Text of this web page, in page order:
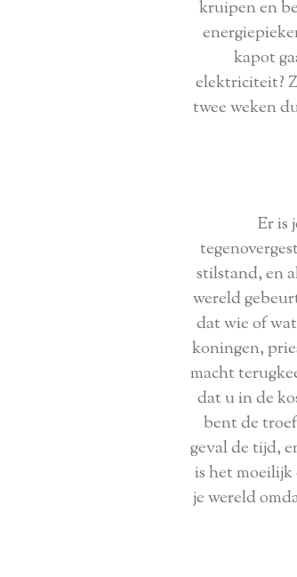
kruipen en
kapot
elektriciteit?
twee weken
Er is
stilstand, en
wereld
dat wie of
koningen,
macht
dat u in de
bent de
geval de tijd,
is het
je wereld